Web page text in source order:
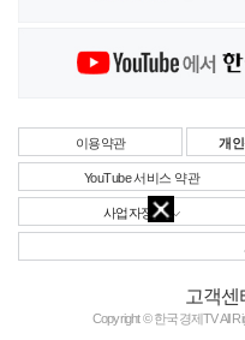
이용약관 개
YouTube 서비스 약관
사업자정보
고객센
Copyright © 한국경제TV All